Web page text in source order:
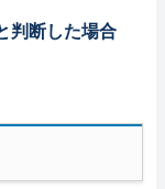
判断した場合